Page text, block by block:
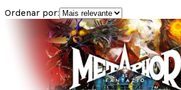
Ordenar por: